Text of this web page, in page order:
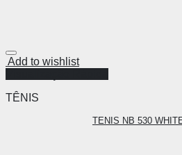
Add to wishlist
TÊNIS
TENIS NB 530